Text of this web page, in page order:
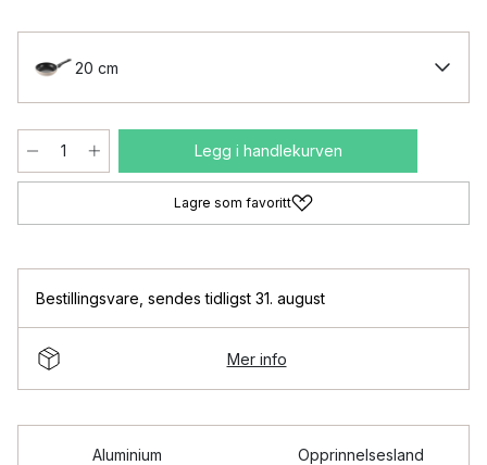
20 cm
Legg i handlekurven
Lagre som favoritt
Bestillingsvare sendes tidligst 31. august
Mer info
Aluminium
Opprinnelsesland